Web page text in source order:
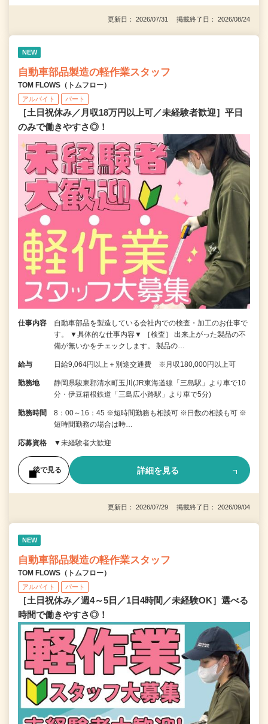
更新日： 2026/07/31 掲載終了日： 2026/08/24
NEW
自動車部品製造の軽作業スタッフ
TOM FLOWS（トムフロー）
アルバイト パート
［土日祝休み／月収18万円以上可／未経験者歓迎］平日
のみで働きやすさ◎！
仕事内容
自動車部品を製造している会社内での検査・加工のお仕事で
す。 ▼具体的な仕事内容▼ ［検査］ 出来上がった製品の不
備が無いかをチェックします。 製品の…
給与 日給9,064円以上＋別途交通費 ※月収180,000円以上可
勤務地
静岡県駿東郡清水町玉川(JR東海道線「三島駅」より車で10
分・伊豆箱根鉄道「三島広小路駅」より車で5分)
勤務時間
8：00～16：45 ※短時間勤務も相談可 ※日数の相談も可 ※
短時間勤務の場合は時…
応募資格 ▼未経験者大歓迎
後で見る 詳細を見る
更新日： 2026/07/29 掲載終了日： 2026/09/04
NEW
自動車部品製造の軽作業スタッフ
TOM FLOWS（トムフロー）
アルバイト パート
［土日祝休み／週4～5日／1日4時間／未経験OK］選べる
時間で働きやすさ◎！